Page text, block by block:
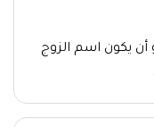
أن يكون اسم الزوج